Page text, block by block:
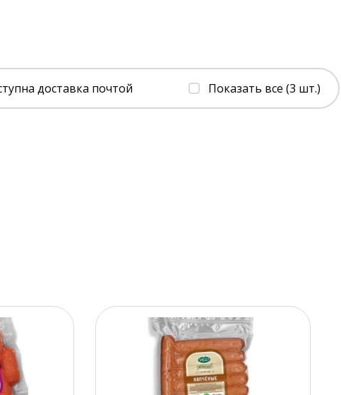
доставка почтой
Показать все (3 шт.)